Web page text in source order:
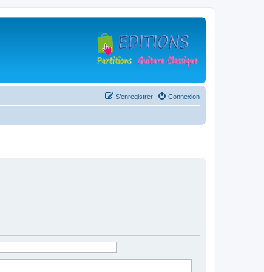
Connexion
S’enregistrer